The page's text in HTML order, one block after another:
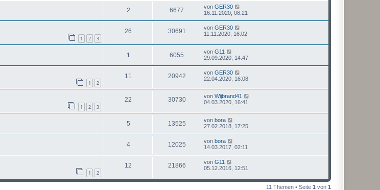
2 6677 von GER30
16.11.2020, 08:21
1 2 3
26 30691 von GER30
11.11.2020, 16:02
1 6055 von G11
29.09.2020, 14:47
1 2
11 20942 von GER30
22.04.2020, 16:08
1 2 3
22 30730 von Wijbrand41
04.03.2020, 16:41
5 13525 von bora
27.02.2018, 17:25
4 12025 von bora
14.03.2017, 02:11
1 2
12 21866 von G11
05.12.2016, 12:51
11 Themen • Seite 1 von 1